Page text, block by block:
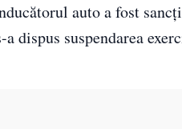
auto a fost
dispus suspendarea